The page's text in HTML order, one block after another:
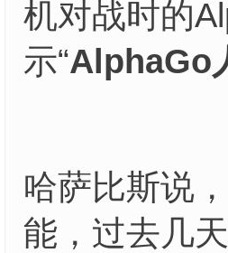
机对战时的
示“AlphaGo
哈萨比斯说
能，过去几